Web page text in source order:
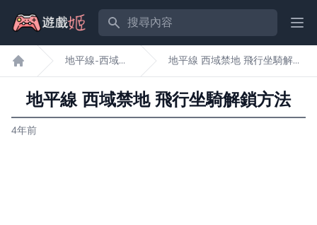
搜尋內容
遊戲姬首頁
地平線-西域禁
地
地平線 西域禁地 飛行坐騎解鎖
方法
地平線 西域禁地 飛行坐騎解鎖方法
4年前